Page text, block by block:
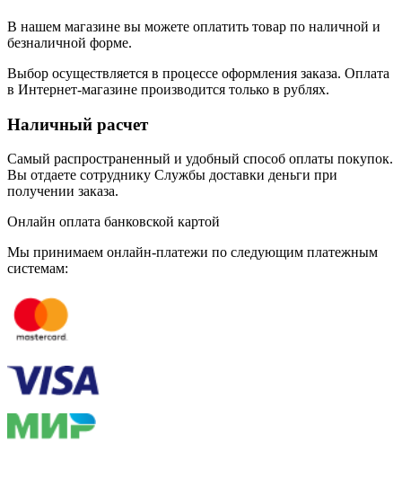
В нашем магазине вы можете оплатить товар по наличной и
безналичной форме.
Выбор осуществляется в процессе оформления заказа. Оплата
в Интернет-магазине производится только в рублях.
Наличный расчет
Самый распространенный и удобный способ оплаты покупок.
Вы отдаете сотруднику Службы доставки деньги при
получении заказа.
Онлайн оплата банковской картой
Мы принимаем онлайн-платежи по cледующим платежным
системам: